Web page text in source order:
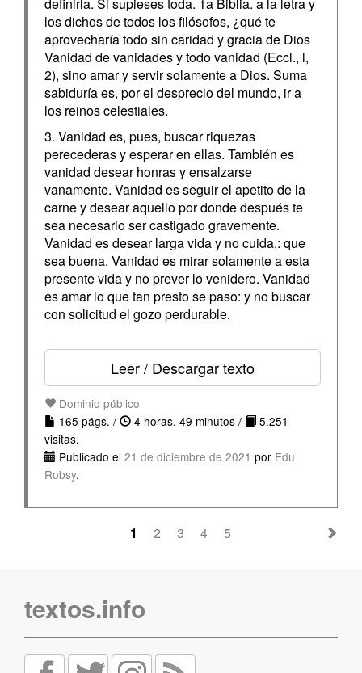
los dichos de todos los filósofos, ¿qué te
aprovecharía todo sin caridad y gracia de Dios
Vanidad de vanidades y todo vanidad (Eccl., l,
2), sino amar y servir solamente a Dios. Suma
sabiduría es, por el desprecio del mundo, ir a
los reinos celestiales.
3. Vanidad es, pues, buscar riquezas
perecederas y esperar en ellas. También es
vanidad desear honras y ensalzarse
vanamente. Vanidad es seguir el apetito de la
carne y desear aquello por donde después te
sea necesario ser castigado gravemente.
Vanidad es desear larga vida y no cuida,: que
sea buena. Vanidad es mirar solamente a esta
presente vida y no prever lo venidero. Vanidad
es amar lo que tan presto se paso: y no buscar
con solicitud el gozo perdurable.
Leer / Descargar texto
Dominio público
165 págs. /
4 horas, 49 minutos /
5.251
visitas.
Publicado el 21 de diciembre de 2021 por Edu
Robsy.
1 2 3 4 5
textos.info